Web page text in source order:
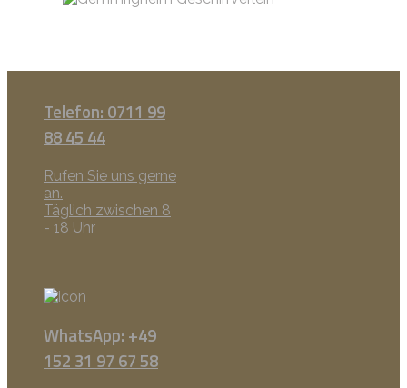
Telefon: 0711 99
88 45 44
Rufen Sie uns gerne
an.
Täglich zwischen 8
- 18 Uhr
WhatsApp: +49
152 31 97 67 58